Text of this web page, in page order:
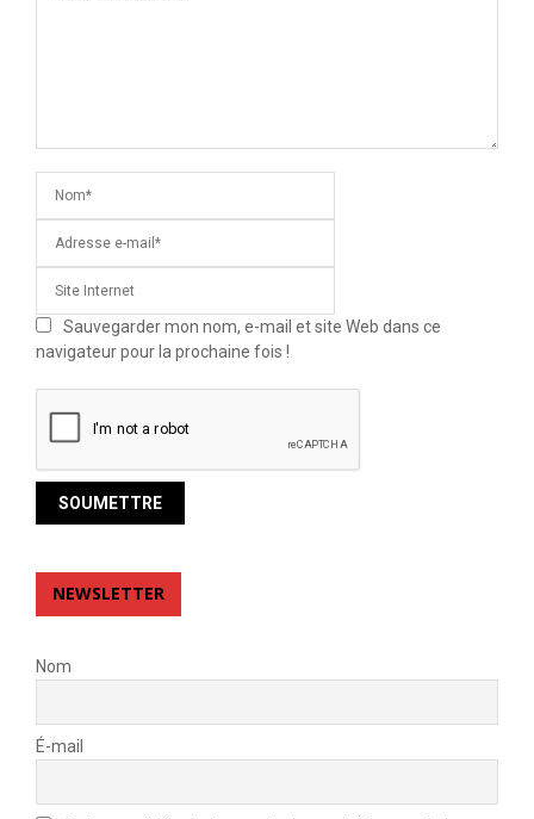
Sauvegarder mon nom, e-mail et site Web dans ce
navigateur pour la prochaine fois !
NEWSLETTER
Nom
É-mail